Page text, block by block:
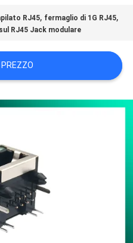
RJ45, fermaglio di 1G RJ45,
RJ45 Jack modulare